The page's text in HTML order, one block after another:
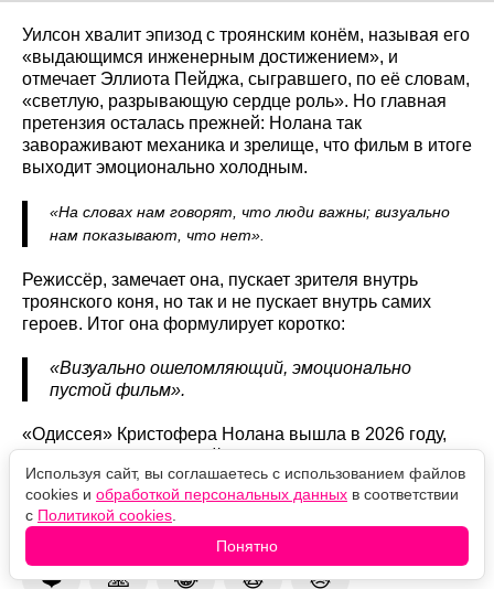
Уилсон хвалит эпизод с троянским конём, называя его
«выдающимся инженерным достижением», и
отмечает Эллиота Пейджа, сыгравшего, по её словам,
«светлую, разрывающую сердце роль». Но главная
претензия осталась прежней: Нолана так
завораживают механика и зрелище, что фильм в итоге
выходит эмоционально холодным.
«На словах нам говорят, что люди важны; визуально
нам показывают, что нет».
Режиссёр, замечает она, пускает зрителя внутрь
троянского коня, но так и не пускает внутрь самих
героев. Итог она формулирует коротко:
«Визуально ошеломляющий, эмоционально
пустой фильм».
«Одиссея» Кристофера Нолана вышла в 2026 году,
породила спор, который никак не желает утихать, и
тем не менее продолжает покорять мировой прокат.
Оцените новость
❤️ 🙏 😹 🙀 😿
Используя сайт, вы соглашаетесь с использованием файлов
cookies и обработкой персональных данных в соответствии
с Политикой cookies
Понятно